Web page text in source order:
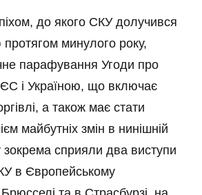
до якого СКУ долучився
минулого року,
парафування Угоди про
ЄС і Україною, що включає
а також має стати
майбутніх змін в нинішній
зокрема сприяли два виступи
в Європейському